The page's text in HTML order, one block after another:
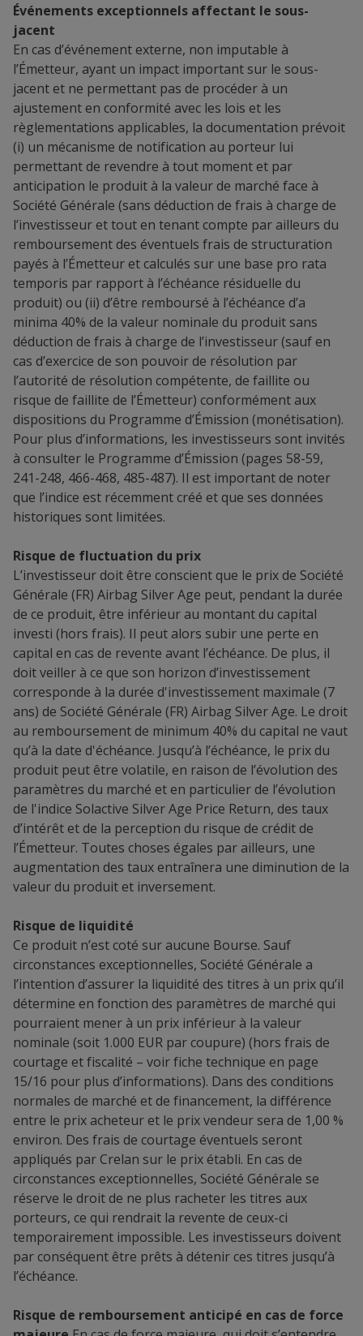
Événements exceptionnels affectant le sous-
jacent
En cas d’événement externe, non imputable à
l’Émetteur, ayant un impact important sur le sous-
jacent et ne permettant pas de procéder à un
ajustement en conformité avec les lois et les
règlementations applicables, la documentation prévoit
(i) un mécanisme de notification au porteur lui
permettant de revendre à tout moment et par
anticipation le produit à la valeur de marché face à
Société Générale (sans déduction de frais à charge de
l’investisseur et tout en tenant compte par ailleurs du
remboursement des éventuels frais de structuration
payés à l’Émetteur et calculés sur une base pro rata
temporis par rapport à l’échéance résiduelle du
produit) ou (ii) d’être remboursé à l’échéance d’a
minima 40% de la valeur nominale du produit sans
déduction de frais à charge de l’investisseur (sauf en
cas d’exercice de son pouvoir de résolution par
l’autorité de résolution compétente, de faillite ou
risque de faillite de l’Émetteur) conformément aux
dispositions du Programme d’Émission (monétisation).
Pour plus d’informations, les investisseurs sont invités
à consulter le Programme d’Émission (pages 58-59,
241-248, 466-468, 485-487). Il est important de noter
que l’indice est récemment créé et que ses données
historiques sont limitées.
Risque de fluctuation du prix
L’investisseur doit être conscient que le prix de Société
Générale (FR) Airbag Silver Age peut, pendant la durée
de ce produit, être inférieur au montant du capital
investi (hors frais). Il peut alors subir une perte en
capital en cas de revente avant l’échéance. De plus, il
doit veiller à ce que son horizon d’investissement
corresponde à la durée d'investissement maximale (7
ans) de Société Générale (FR) Airbag Silver Age. Le droit
au remboursement de minimum 40% du capital ne vaut
qu’à la date d'échéance. Jusqu’à l’échéance, le prix du
produit peut être volatile, en raison de l’évolution des
paramètres du marché et en particulier de l’évolution
de l'indice Solactive Silver Age Price Return, des taux
d’intérêt et de la perception du risque de crédit de
l’Émetteur. Toutes choses égales par ailleurs, une
augmentation des taux entraînera une diminution de la
valeur du produit et inversement.
Risque de liquidité
Ce produit n’est coté sur aucune Bourse. Sauf
circonstances exceptionnelles, Société Générale a
l’intention d’assurer la liquidité des titres à un prix qu’il
détermine en fonction des paramètres de marché qui
pourraient mener à un prix inférieur à la valeur
nominale (soit 1.000 EUR par coupure) (hors frais de
courtage et fiscalité – voir fiche technique en page
15/16 pour plus d’informations). Dans des conditions
normales de marché et de financement, la différence
entre le prix acheteur et le prix vendeur sera de 1,00 %
environ. Des frais de courtage éventuels seront
appliqués par Crelan sur le prix établi. En cas de
circonstances exceptionnelles, Société Générale se
réserve le droit de ne plus racheter les titres aux
porteurs, ce qui rendrait la revente de ceux-ci
temporairement impossible. Les investisseurs doivent
par conséquent être prêts à détenir ces titres jusqu’à
l’échéance.
Risque de remboursement anticipé en cas de force